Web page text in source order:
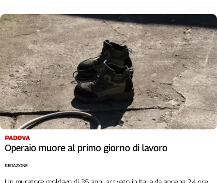
Contatti
La
redazione
Newsletter
Social
PADOVA
Operaio muore al primo giorno di lavoro
REDAZIONE